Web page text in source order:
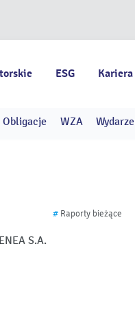
ESG Kariera
Obligacje WZA
# Raporty bieżące
S.A.